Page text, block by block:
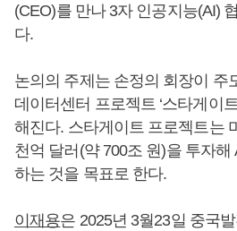
(CEO)를 만나 3자 인공지능(AI)
다.
논의의 주제는 손정의 회장이 주
데이터센터 프로젝트 ‘스타게이
해진다. 스타게이트 프로젝트는
천억 달러(약 700조 원)을 투자해
하는 것을 목표로 한다.
이재용은 2025년 3월23일 중국